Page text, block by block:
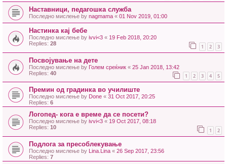
Наставници, педагошка служба
Последно мислење by nagmama « 01 Nov 2019, 01:00
Настинка кај бебе
Последно мислење by ivvi<3 « 19 Feb 2018, 20:20
Replies: 28 1 2 3
Посвојување на дете
Последно мислење by Голем среќник « 25 Jan 2018, 13:42
Replies: 40 1 2 3 4 5
Премин од градинка во училиште
Последно мислење by Done « 31 Oct 2017, 20:25
Replies: 6
Логопед- кога е време да се посети?
Последно мислење by ivvi<3 « 19 Oct 2017, 08:18
Replies: 10 1 2
Подлога за пресоблекување
Последно мислење by Lina.Lina « 26 Sep 2017, 23:56
Replies: 7